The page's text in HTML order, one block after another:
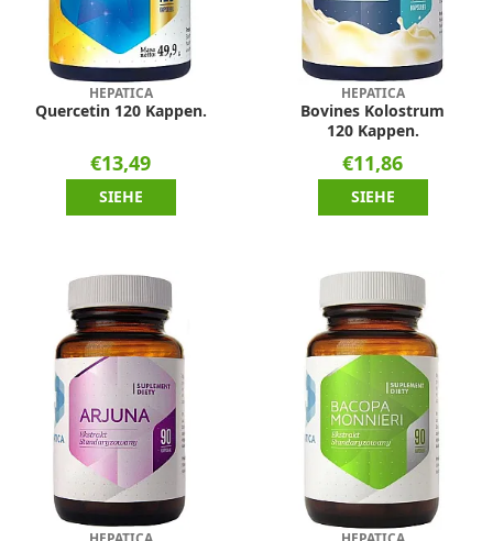
HEPATICA
Quercetin 120 Kappen.
€13,49
SIEHE
HEPATICA
Bovines Kolostrum
120 Kappen.
€11,86
SIEHE
HEPATICA HEPATICA